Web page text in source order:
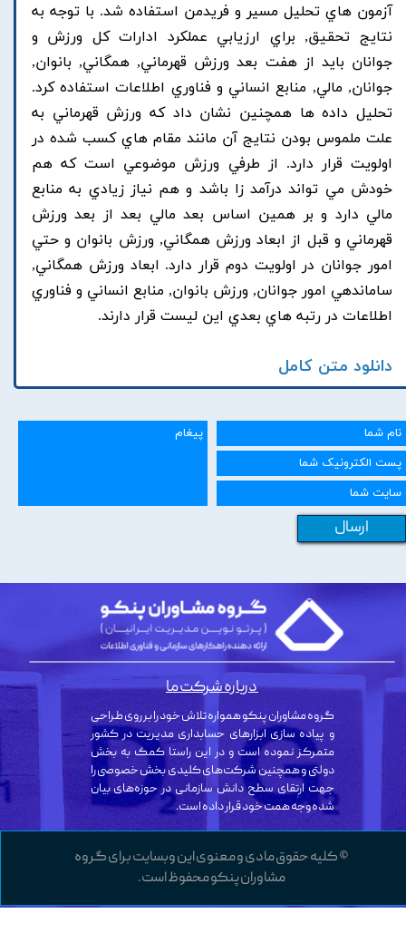
آزمون هاي تحليل مسير و فريدمن استفاده شد. با توجه به
نتايج تحقيق, براي ارزيابي عملکرد ادارات کل ورزش و
جوانان بايد از هفت بعد ورزش قهرماني, همگاني, بانوان,
جوانان, مالي, منابع انساني و فناوري اطلاعات استفاده کرد.
تحليل داده ها همچنين نشان داد که ورزش قهرماني به
علت ملموس بودن نتايج آن مانند مقام هاي کسب شده در
اولويت قرار دارد. از طرفي ورزش موضوعي است که هم
خودش مي تواند درآمد زا باشد و هم نياز زيادي به منابع
مالي دارد و بر همين اساس بعد مالي بعد از بعد ورزش
قهرماني و قبل از ابعاد ورزش همگاني, ورزش بانوان و حتي
امور جوانان در اولويت دوم قرار دارد. ابعاد ورزش همگاني,
ساماندهي امور جوانان, ورزش بانوان, منابع انساني و فناوري
اطلاعات در رتبه هاي بعدي اين ليست قرار دارند.
دانلود متن کامل
ارسال
© کلیه حقوق مادی و معنوی این وبسایت برای گروه
مشاوران پنکو محفوظ است.
گروه مشاوران پنکو همواره تلاش خود را بر روی طراحی
و پیاده سازی ابزارهای حسابداری مدیریت در کشور
متمرکز نموده است و در این راستا کمک به بخش
دولتی و همچنین شرکت‌های کلیدی بخش خصوصی را
جهت ارتقای سطح دانش سازمانی در حوزه‌های بیان
شده وجه همت خود قرار داده است.
درباره شرکت ما